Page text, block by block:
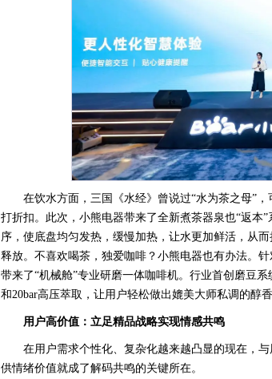
在饮水方面，三国《水经》曾说过“水为茶之母”
打折扣。此次，小熊电器带来了全新煮茶器泉也“返本
序，使底盘均匀发热，缓慢加热，让水更加鲜活，从
释放。不喜欢喝茶，独爱咖啡？小熊电器也有办法。
带来了“机械舱”专业研磨一体咖啡机。行业首创磨豆
和20bar高压萃取，让用户轻松做出媲美大师私调的醇香
用户高价值：立足精品战略实现情感共鸣
在用户需求个性化、复杂化越来越凸显的现在，
供情绪价值就成了解码共鸣的关键所在。